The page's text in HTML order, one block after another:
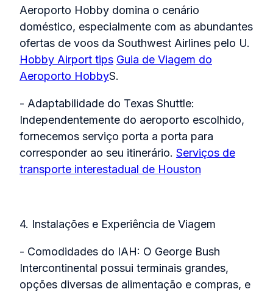
Aeroporto Hobby domina o cenário
doméstico, especialmente com as abundantes
ofertas de voos da Southwest Airlines pelo U.
Hobby Airport tips Guia de Viagem do
Aeroporto HobbyS.
- Adaptabilidade do Texas Shuttle:
Independentemente do aeroporto escolhido,
fornecemos serviço porta a porta para
corresponder ao seu itinerário. Serviços de
transporte interestadual de Houston
4. Instalações e Experiência de Viagem
- Comodidades do IAH: O George Bush
Intercontinental possui terminais grandes,
opções diversas de alimentação e compras, e